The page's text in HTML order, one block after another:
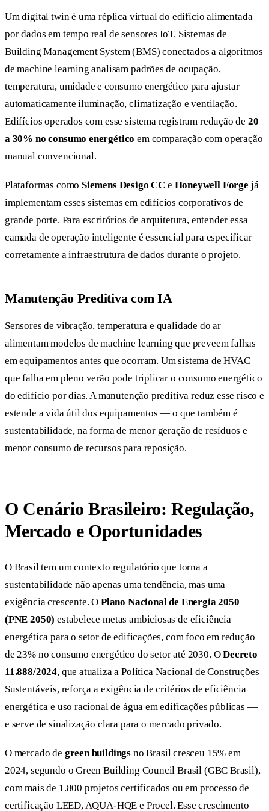
Um digital twin é uma réplica virtual do edifício alimentada
por dados em tempo real de sensores IoT. Sistemas de
Building Management System (BMS) conectados a algoritmos
de machine learning analisam padrões de ocupação,
temperatura, umidade e consumo energético para ajustar
automaticamente iluminação, climatização e ventilação.
Edifícios operados com esse sistema registram redução de 20
a 30% no consumo energético em comparação com operação
manual convencional.
Plataformas comoSiemens Desigo CC e Honeywell Forge já
implementam esses sistemas em edifícios corporativos de
grande porte. Para escritórios de arquitetura, entender essa
camada de operação inteligente é essencial para especificar
corretamente a infraestrutura de dados durante o projeto.
Manutenção Preditiva com IA
Sensores de vibração, temperatura e qualidade do ar
alimentam modelos de machine learning que preveem falhas
em equipamentos antes que ocorram. Um sistema de HVAC
que falha em pleno verão pode triplicar o consumo energético
do edifício por dias. A manutenção preditiva reduz esse risco e
estende a vida útil dos equipamentos — o que também é
sustentabilidade, na forma de menor geração de resíduos e
menor consumo de recursos para reposição.
O Cenário Brasileiro: Regulação,
Mercado e Oportunidades
O Brasil tem um contexto regulatório que torna a
sustentabilidade não apenas uma tendência, mas uma
exigência crescente. O Plano Nacional de Energia 2050
(PNE 2050) estabelece metas ambiciosas de eficiência
energética para o setor de edificações, com foco em redução
de 23% no consumo energético do setor até 2030. ODecreto
11.888/2024, que atualiza a Política Nacional de Construções
Sustentáveis, reforça a exigência de critérios de eficiência
energética e uso racional de água em edificações públicas —
e serve de sinalização clara para o mercado privado.
O mercado de green buildings no Brasil cresceu 15% em
2024, segundo o Green Building Council Brasil (GBC Brasil),
com mais de 1.800 projetos certificados ou em processo de
certificação LEED, AQUA-HQE e Procel. Esse crescimento